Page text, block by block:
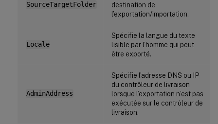
SourceTargetFolder
destination de
l’exportation/importation.
Locale
Spécifie la langue du texte
lisible par l’homme qui peut
être exporté.
AdminAddress
Spécifie l’adresse DNS ou IP
du contrôleur de livraison
lorsque l’exportation n’est pas
exécutée sur le contrôleur de
livraison.